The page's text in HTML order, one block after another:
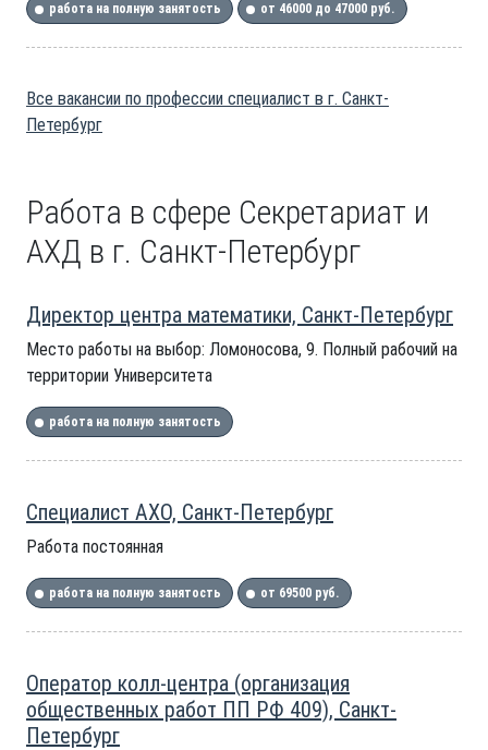
работа на полную занятость от 46000 до 47000 руб.
Все вакансии по профессии специалист в г. Санкт-
Петербург
Работа в сфере Секретариат и
АХД в г. Санкт-Петербург
Директор центра математики, Санкт-Петербург
Место работы на выбор: Ломоносова, 9. Полный рабочий на
территории Университета
работа на полную занятость
Специалист АХО, Санкт-Петербург
Работа постоянная
работа на полную занятость от 69500 руб.
Оператор колл-центра (организация
общественных работ ПП РФ 409), Санкт-
Петербург